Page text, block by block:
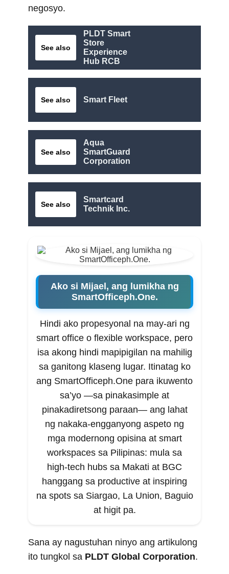
negosyo.
See also
PLDT Smart
Store
Experience
Hub RCB
See also Smart Fleet
See also
Aqua
SmartGuard
Corporation
See also
Smartcard
Technik Inc.
Ako si Mijael, ang lumikha ng
SmartOfficeph.One.
Hindi ako propesyonal na may-ari ng
smart office o flexible workspace, pero
isa akong hindi mapipigilan na mahilig
sa ganitong klaseng lugar. Itinatag ko
ang SmartOfficeph.One para ikuwento
sa’yo —sa pinakasimple at
pinakadiretsong paraan— ang lahat
ng nakaka-engganyong aspeto ng
mga modernong opisina at smart
workspaces sa Pilipinas: mula sa
high-tech hubs sa Makati at BGC
hanggang sa productive at inspiring
na spots sa Siargao, La Union, Baguio
at higit pa.
Sana ay nagustuhan ninyo ang artikulong
ito tungkol sa PLDT Global Corporation.